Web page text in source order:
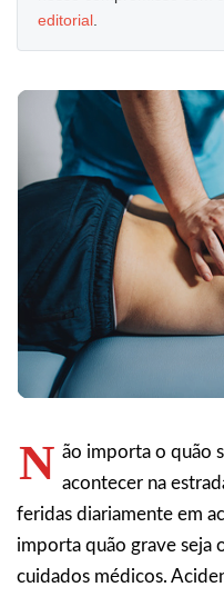
editorial
N ão importa o quão
acontecer na
feridas diariamente em
importa quão grave seja
cuidados médicos.